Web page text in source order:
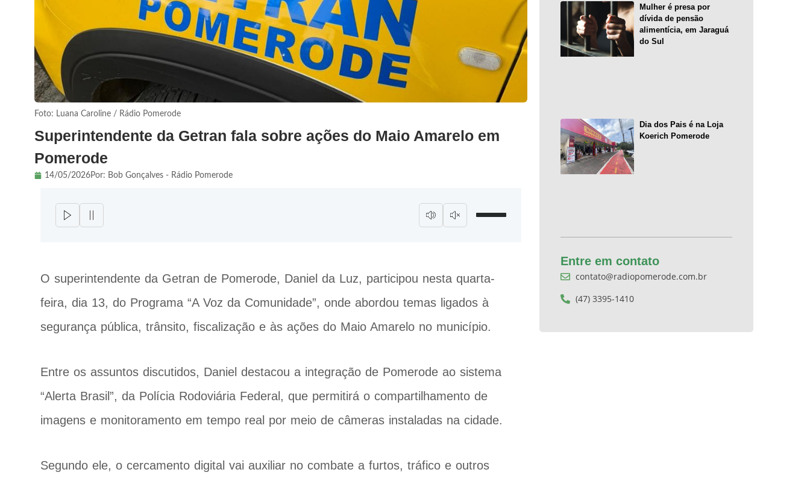
Foto: Luana Caroline / Rádio Pomerode
Superintendente da Getran fala sobre ações do Maio Amarelo em
Pomerode
14/05/2026Por: Bob Gonçalves - Rádio Pomerode
O superintendente da Getran de Pomerode, Daniel da Luz, participou nesta quarta-
feira, dia 13, do Programa “A Voz da Comunidade”, onde abordou temas ligados à
segurança pública, trânsito, fiscalização e às ações do Maio Amarelo no município.
Entre os assuntos discutidos, Daniel destacou a integração de Pomerode ao sistema
“Alerta Brasil”, da Polícia Rodoviária Federal, que permitirá o compartilhamento de
imagens e monitoramento em tempo real por meio de câmeras instaladas na cidade.
Segundo ele, o cercamento digital vai auxiliar no combate a furtos, tráfico e outros
Mulher é presa por
dívida de pensão
alimentícia, em Jaraguá
do Sul
Dia dos Pais é na Loja
Koerich Pomerode
Entre em contato
contato@radiopomerode.com.br
(47) 3395-1410